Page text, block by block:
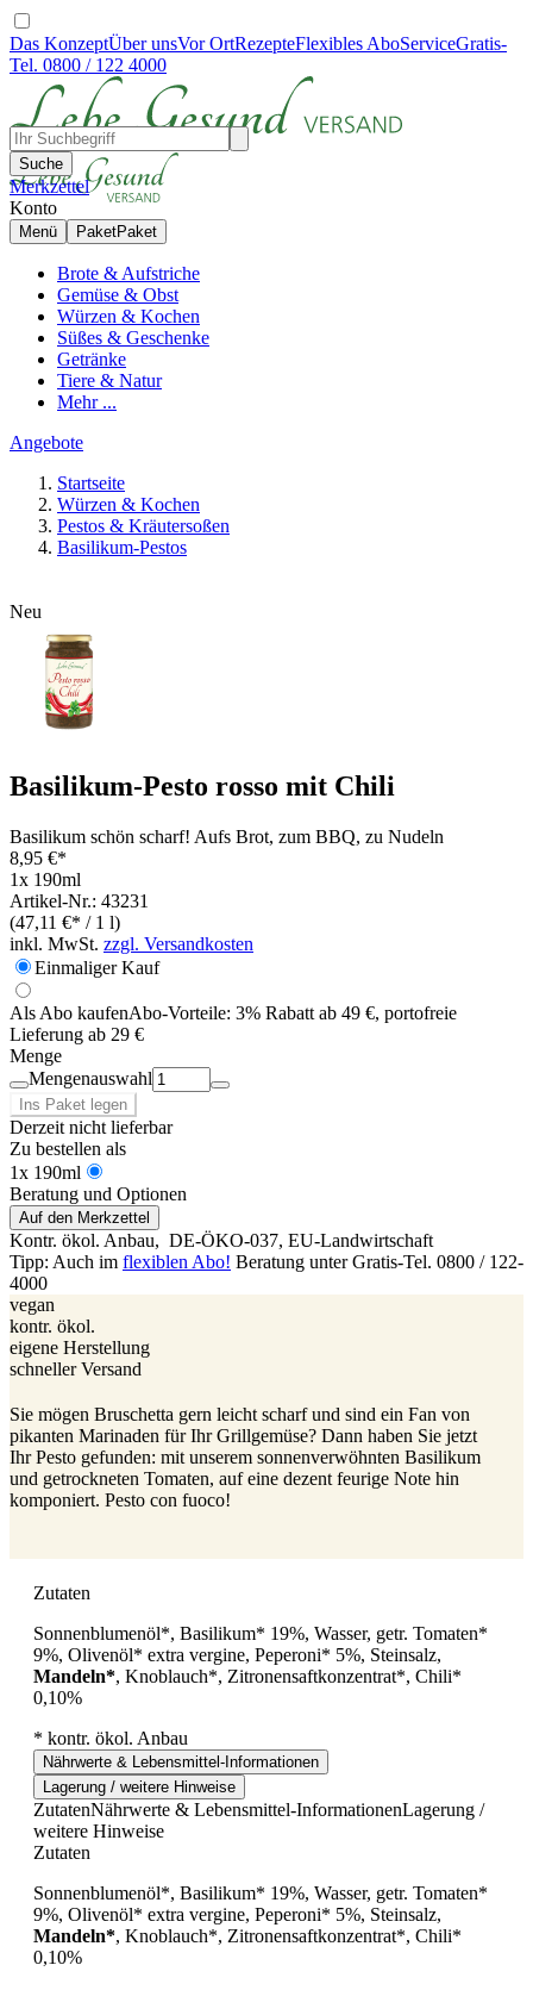
Das KonzeptÜber unsVor OrtRezepteFlexibles AboServiceGratis-
Tel. 0800 / 122 4000
Suche
Merkzettel
Konto
Menü PaketPaket
Brote & Aufstriche
Gemüse & Obst
Würzen & Kochen
Süßes & Geschenke
Getränke
Tiere & Natur
Mehr ...
Angebote
Startseite
Würzen & Kochen
Pestos & Kräutersoßen
Basilikum-Pestos
Neu
Basilikum-Pesto rosso mit Chili
Basilikum schön scharf! Aufs Brot, zum BBQ, zu Nudeln
8,95 €*
1x 190ml
Artikel-Nr.: 43231
(47,11 €* / 1 l)
inkl. MwSt. zzgl. Versandkosten
Einmaliger Kauf
Als Abo kaufenAbo-Vorteile: 3% Rabatt ab 49 €, portofreie
Lieferung ab 29 €
Menge
Mengenauswahl
Ins Paket legen
Derzeit nicht lieferbar
Zu bestellen als
1x 190ml
Beratung und Optionen
Auf den Merkzettel
Kontr. ökol. Anbau, DE-ÖKO-037, EU-Landwirtschaft
Tipp: Auch im flexiblen Abo! Beratung unter Gratis-Tel. 0800 / 122-
4000
vegan
kontr. ökol.
eigene Herstellung
schneller Versand
Sie mögen Bruschetta gern leicht scharf und sind ein Fan von
pikanten Marinaden für Ihr Grillgemüse? Dann haben Sie jetzt
Ihr Pesto gefunden: mit unserem sonnenverwöhnten Basilikum
und getrockneten Tomaten, auf eine dezent feurige Note hin
komponiert. Pesto con fuoco!
Zutaten
Sonnenblumenöl*, Basilikum* 19%, Wasser, getr. Tomaten*
9%, Olivenöl* extra vergine, Peperoni* 5%, Steinsalz,
Mandeln*, Knoblauch*, Zitronensaftkonzentrat*, Chili*
0,10%
* kontr. ökol. Anbau
Nährwerte & Lebensmittel-Informationen
Lagerung / weitere Hinweise
ZutatenNährwerte & Lebensmittel-InformationenLagerung /
weitere Hinweise
Zutaten
Sonnenblumenöl*, Basilikum* 19%, Wasser, getr. Tomaten*
9%, Olivenöl* extra vergine, Peperoni* 5%, Steinsalz,
Mandeln*, Knoblauch*, Zitronensaftkonzentrat*, Chili*
0,10%